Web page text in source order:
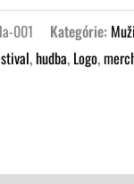
001 Kategórie: Muži
, hudba, Logo,